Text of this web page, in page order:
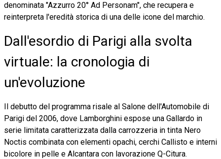
denominata "Azzurro 20° Ad Personam", che recupera e
reinterpreta l'eredità storica di una delle icone del marchio.
Dall'esordio di Parigi alla svolta
virtuale: la cronologia di
un'evoluzione
Il debutto del programma risale al Salone dell'Automobile di
Parigi del 2006, dove Lamborghini espose una Gallardo in
serie limitata caratterizzata dalla carrozzeria in tinta Nero
Noctis combinata con elementi opachi, cerchi Callisto e interni
bicolore in pelle e Alcantara con lavorazione Q-Citura.